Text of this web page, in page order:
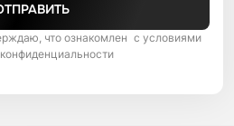
что ознакомлен с условиями